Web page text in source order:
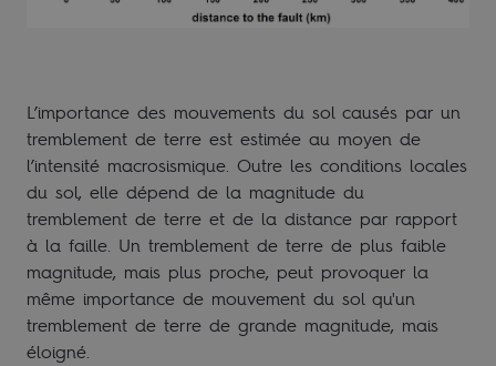
L’importance des mouvements du sol causés par un
tremblement de terre est estimée au moyen de
l’intensité macrosismique. Outre les conditions locales
du sol, elle dépend de la magnitude du
tremblement de terre et de la distance par rapport
à la faille. Un tremblement de terre de plus faible
magnitude, mais plus proche, peut provoquer la
même importance de mouvement du sol qu'un
tremblement de terre de grande magnitude, mais
éloigné.